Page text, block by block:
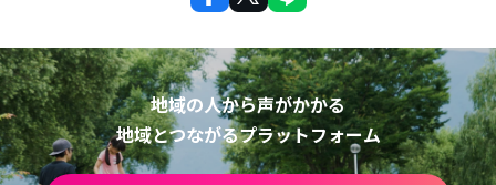
地域の人から声がかかる
地域とつながるプラットフォーム